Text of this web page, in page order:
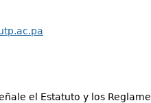
el Estatuto y los